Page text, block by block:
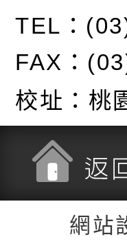
TEL：
FAX：
校址： 桃
返回首頁網站